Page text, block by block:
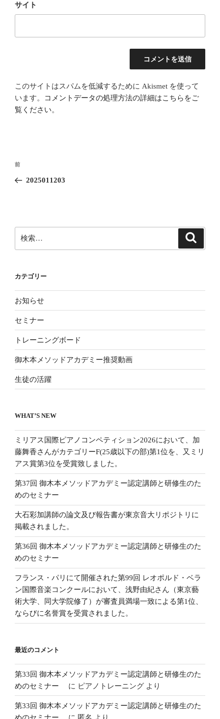
サイト
このサイトはスパムを低減するために Akismet を使って
います。
コメントデータの処理方法の詳細はこちらをご
覧ください。
投
ナ
ー
シ
前
の
前
2025011203
索:
カテゴリー
お知らせ
セミナー
トレーニングボード
御木本メソッドアカデミー推奨動画
生徒の活躍
WHAT’S NEW
ミリアス国際ピアノコンペティション2026において、加
藤舞香さんがカテゴリーF(25歳以下の部)第1位を、又ミリ
アス賞第3位を受賞致しました。
第37回 御木本メソッドアカデミー認定講師と研修生のた
めのセミナー
大石彩加講師の論文及び報告書が東京音大リポジトリに
掲載されました。
第36回 御木本メソッドアカデミー認定講師と研修生のた
めのセミナー
フランス・パリにて開催された第99回 レオポルド・ベラ
ン国際音楽コンクールにおいて、浅野由紀さん（東京藝
術大学、同大学院修了）が審査員満場一致による第1位、
ならびに名誉賞を受賞されました。
最近のコメント
第33回 御木本メソッドアカデミー認定講師と研修生のた
めのセミナー
に ピアノトレーニング より
第33回 御木本メソッドアカデミー認定講師と研修生のた
めのセミナー
に 匿名 より